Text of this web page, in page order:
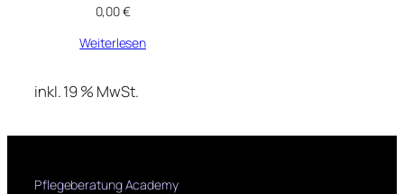
0,00€
Weiterlesen
inkl. 19 % MwSt.
Pflegeberatung Academy